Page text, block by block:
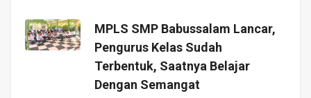
MPLS SMP Babussalam Lancar,
Pengurus Kelas Sudah
Terbentuk, Saatnya Belajar
Dengan Semangat